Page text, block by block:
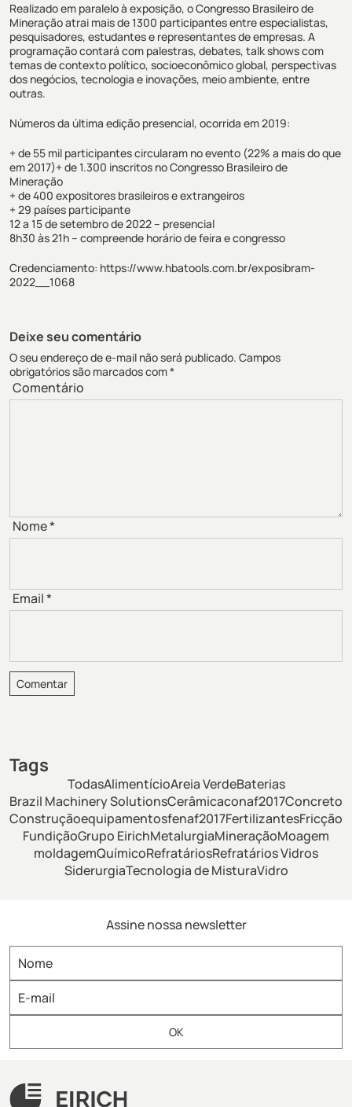
Realizado em paralelo à exposição, o Congresso Brasileiro de
Mineração atrai mais de 1300 participantes entre especialistas,
pesquisadores, estudantes e representantes de empresas. A
programação contará com palestras, debates, talk shows com
temas de contexto político, socioeconômico global, perspectivas
dos negócios, tecnologia e inovações, meio ambiente, entre
outras.
Números da última edição presencial, ocorrida em 2019:
+ de 55 mil participantes circularam no evento (22% a mais do que
em 2017)+ de 1.300 inscritos no Congresso Brasileiro de
Mineração
+ de 400 expositores brasileiros e extrangeiros
+ 29 países participante
12 a 15 de setembro de 2022 – presencial
8h30 às 21h – compreende horário de feira e congresso
Credenciamento: https://www.hbatools.com.br/exposibram-
2022__1068
Deixe seu comentário
O seu endereço de e-mail não será publicado. Campos
obrigatórios são marcados com*
Comentário
Nome*
Email*
Tags
TodasAlimentícioAreia VerdeBaterias
Brazil Machinery SolutionsCerâmicaconaf2017Concreto
Construçãoequipamentosfenaf2017FertilizantesFricção
FundiçãoGrupo EirichMetalurgiaMineraçãoMoagem
moldagemQuímicoRefratáriosRefratários Vidros
SiderurgiaTecnologia de MisturaVidro
Assine nossa newsletter